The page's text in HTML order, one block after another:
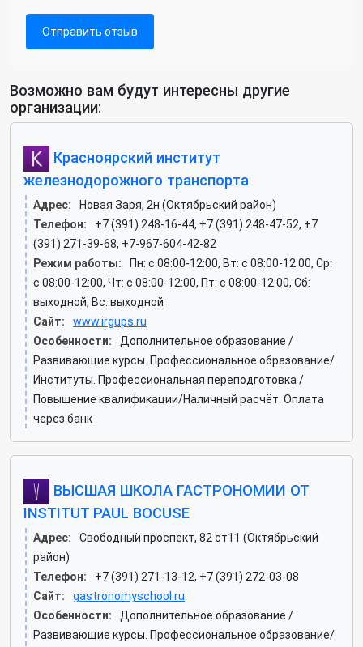
Отправить отзыв
Возможно вам будут интересны другие
организации:
Красноярский институт
железнодорожного транспорта
Адрес:
Новая Заря, 2н (Октябрьский район)
Телефон:
+7 (391) 248-16-44, +7 (391) 248-47-52, +7
(391) 271-39-68, +7-967-604-42-82
Режим работы:
Пн: c 08:00-12:00, Вт: c 08:00-12:00, Ср:
c 08:00-12:00, Чт: c 08:00-12:00, Пт: c 08:00-12:00, Сб:
выходной, Вс: выходной
Сайт:
www.irgups.ru
Особенности:
Дополнительное образование /
Развивающие курсы. Профессиональное образование/
Институты. Профессиональная переподготовка /
Повышение квалификации/Наличный расчёт. Оплата
через банк
ВЫСШАЯ ШКОЛА ГАСТРОНОМИИ ОТ
INSTITUT PAUL BOCUSE
Адрес:
Свободный проспект, 82 ст11 (Октябрьский
район)
Телефон:
+7 (391) 271-13-12, +7 (391) 272-03-08
Сайт:
gastronomyschool.ru
Особенности:
Дополнительное образование /
Развивающие курсы. Профессиональное образование/